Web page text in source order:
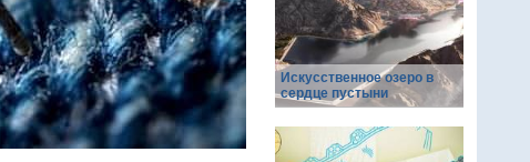
Искусственное озеро в
сердце пустыни